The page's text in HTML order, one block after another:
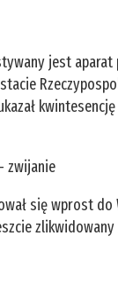
jest
zwijanie
się wprost do